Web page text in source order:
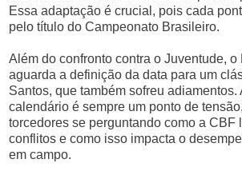
Essa adaptação é crucial, pois cada
pelo título do Campeonato Brasileiro.
Além do confronto contra o Juventude,
aguarda a definição da data para um
Santos, que também sofreu adiamentos.
calendário é sempre um ponto de
torcedores se perguntando como a CBF
conflitos e como isso impacta o
em campo.